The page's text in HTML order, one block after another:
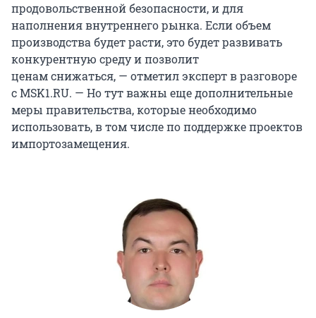
продовольственной безопасности, и для
наполнения внутреннего рынка. Если объем
производства будет расти, это будет развивать
конкурентную среду и позволит
ценам снижаться, — отметил эксперт в разговоре
с MSK1.RU. — Но тут важны еще дополнительные
меры правительства, которые необходимо
использовать, в том числе по поддержке проектов
импортозамещения.